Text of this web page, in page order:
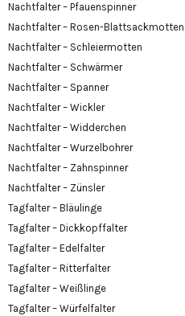
Nachtfalter – Pfauenspinner
Nachtfalter – Rosen-Blattsackmotten
Nachtfalter – Schleiermotten
Nachtfalter – Schwärmer
Nachtfalter – Spanner
Nachtfalter – Wickler
Nachtfalter – Widderchen
Nachtfalter – Wurzelbohrer
Nachtfalter – Zahnspinner
Nachtfalter – Zünsler
Tagfalter – Bläulinge
Tagfalter – Dickkopffalter
Tagfalter – Edelfalter
Tagfalter – Ritterfalter
Tagfalter – Weißlinge
Tagfalter – Würfelfalter